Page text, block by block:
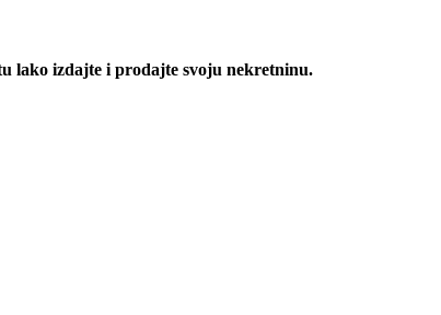
lako izdajte i prodajte svoju nekretninu.